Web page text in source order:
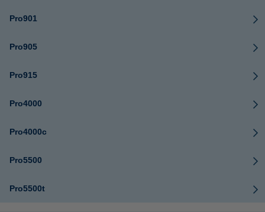
Pro901
Pro905
Pro915
Pro4000
Pro4000c
Pro5500
Pro5500t